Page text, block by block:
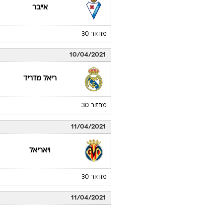
אייבר
מחזור 30
10/04/2021
ריאל מדריד
מחזור 30
11/04/2021
ויאריאל
מחזור 30
11/04/2021